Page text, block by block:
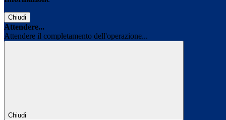
Chiudi
Attendere...
Attendere il completamento dell'operazione...
Chiudi